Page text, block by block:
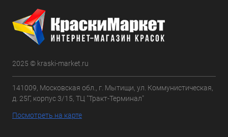
2025 © kraski-market.ru
141009, Московская обл., г. Мытищи, ул. Коммунистическая,
д. 25Г, корпус 3/15, ТЦ "Тракт-Терминал"
Посмотреть на карте